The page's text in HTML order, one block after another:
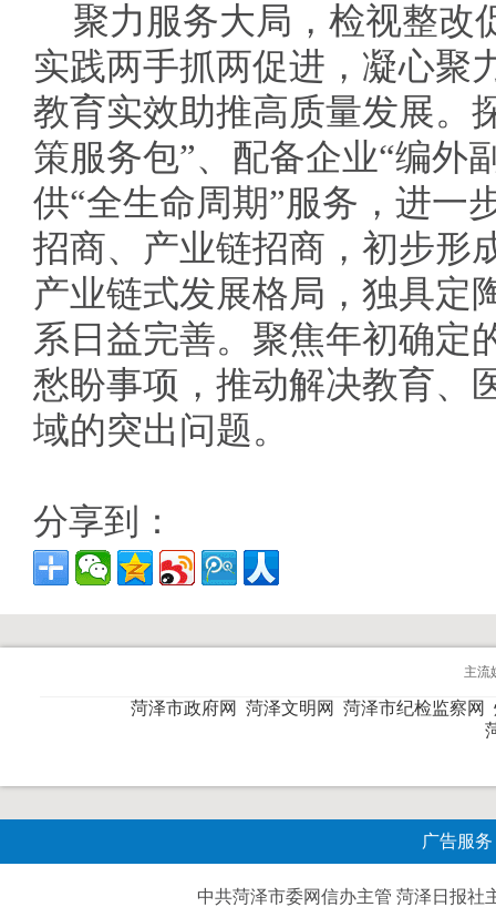
聚力服务大局，检视整改
实践两手抓两促进，凝心聚
教育实效助推高质量发展。
策服务包”、配备企业“编外
供“全生命周期”服务，进一
招商、产业链招商，初步形
产业链式发展格局，独具定
系日益完善。聚焦年初确定
愁盼事项，推动解决教育、
域的突出问题。
分享到：
主流
菏泽市政府网 菏泽文明网 菏泽市纪检监察网
广告服务
中共菏泽市委网信办主管 菏泽日报社